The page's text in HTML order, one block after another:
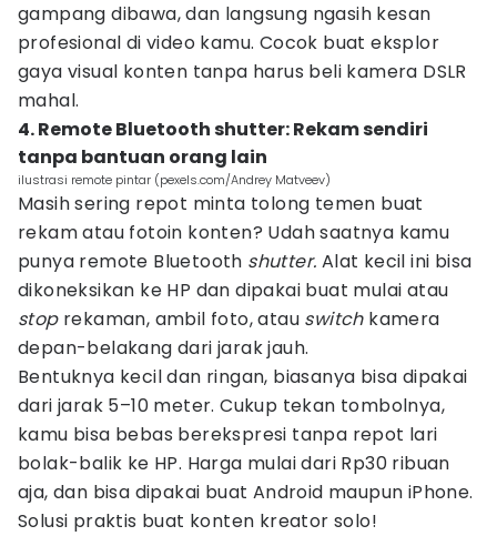
gampang dibawa, dan langsung ngasih kesan
profesional di video kamu. Cocok buat eksplor
gaya visual konten tanpa harus beli kamera DSLR
mahal.
4. Remote Bluetooth shutter: Rekam sendiri
tanpa bantuan orang lain
ilustrasi remote pintar (pexels.com/Andrey Matveev)
Masih sering repot minta tolong temen buat
rekam atau fotoin konten? Udah saatnya kamu
punya remote Bluetooth shutter. Alat kecil ini bisa
dikoneksikan ke HP dan dipakai buat mulai atau
stoprekaman, ambil foto, atau switchkamera
depan-belakang dari jarak jauh.
Bentuknya kecil dan ringan, biasanya bisa dipakai
dari jarak 5–10 meter. Cukup tekan tombolnya,
kamu bisa bebas berekspresi tanpa repot lari
bolak-balik ke HP. Harga mulai dari Rp30 ribuan
aja, dan bisa dipakai buat Android maupun iPhone.
Solusi praktis buat konten kreator solo!